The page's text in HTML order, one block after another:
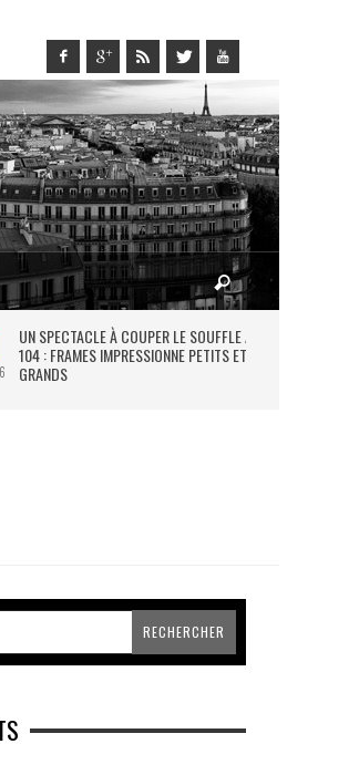
UN SPECTACLE À COUPER LE SOUFFLE AU
104 : FRAMES IMPRESSIONNE PETITS ET
GRANDS